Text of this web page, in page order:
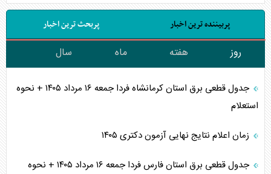
پربیننده ترین اخبار پربحث ترین اخبار
روز هفته ماه سال
جدول قطعی برق استان کرمانشاه فردا جمعه ۱۶ مرداد ۱۴۰۵ + نحوه
استعلام
زمان اعلام نتایج نهایی آزمون دکتری ۱۴۰۵
جدول قطعی برق استان فارس فردا جمعه ۱۶ مرداد ۱۴۰۵ + نحوه